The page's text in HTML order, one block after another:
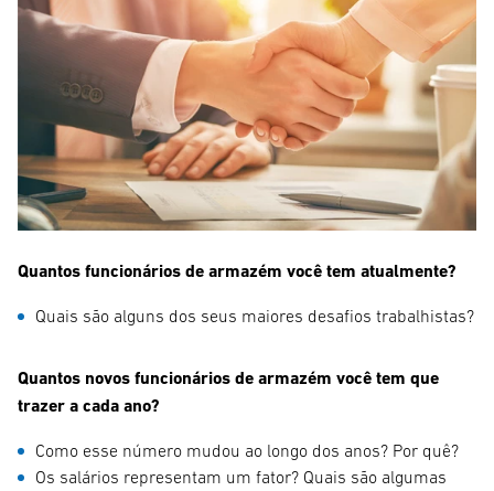
Quantos funcionários de armazém você tem atualmente?
Quais são alguns dos seus maiores desafios trabalhistas?
Quantos novos funcionários de armazém você tem que
trazer a cada ano?
Como esse número mudou ao longo dos anos? Por quê?
Os salários representam um fator? Quais são algumas